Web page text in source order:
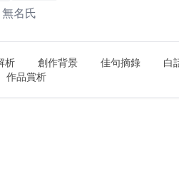
無名氏
析 創作背景 佳句摘錄
白
作品賞析